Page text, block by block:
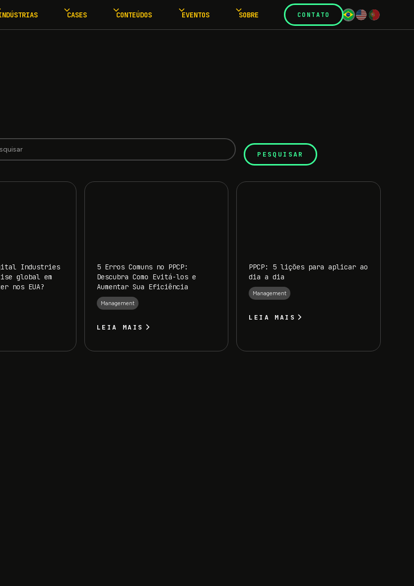
CASES CONTEÚDOS EVENTOS SOBRE CONTATO
Industries
global em
nos EUA?
5 Erros Comuns no PPCP:
Descubra Como Evitá-los e
Aumentar Sua Eficiência
Management
LEIA MAIS
PPCP: 5 lições para aplicar ao
dia a dia
Management
LEIA MAIS